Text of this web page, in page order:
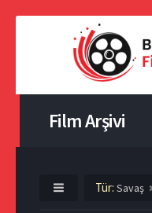
Film Arşivi
Tür: Savaş